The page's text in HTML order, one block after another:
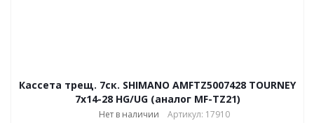
Кассета трещ. 7ск. SHIMANO AMFTZ5007428 TOURNEY
7х14-28 HG/UG (аналог MF-TZ21)
Нет в наличии Артикул: 17910